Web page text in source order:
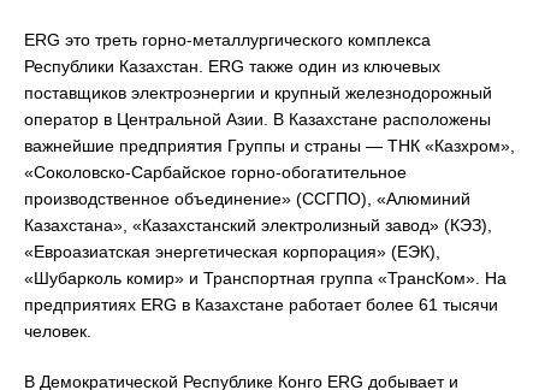
ERG это треть горно-металлургического комплекса
Республики Казахстан. ERG также один из ключевых
поставщиков электроэнергии и крупный железнодорожный
оператор в Центральной Азии. В Казахстане расположены
важнейшие предприятия Группы и страны — ТНК «Казхром»,
«Соколовско-Сарбайское горно-обогатительное
производственное объединение» (ССГПО), «Алюминий
Казахстана», «Казахстанский электролизный завод» (КЭЗ),
«Евроазиатская энергетическая корпорация» (ЕЭК),
«Шубарколь комир» и Транспортная группа «ТрансКом». На
предприятиях ERG в Казахстане работает более 61 тысячи
человек.
В Демократической Республике Конго ERG добывает и